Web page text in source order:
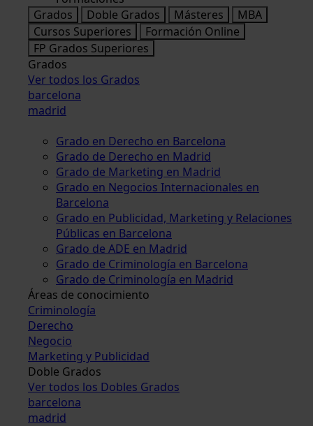
Grados
Doble Grados Másteres
MBA
Cursos Superiores
Formación Online
FP Grados Superiores
Grados
Ver todos los Grados
barcelona
madrid
Grado en Derecho en Barcelona
Grado de Derecho en Madrid
Grado de Marketing en Madrid
Grado en Negocios Internacionales en
Barcelona
Grado en Publicidad, Marketing y Relaciones
Públicas en Barcelona
Grado de ADE en Madrid
Grado de Criminología en Barcelona
Grado de Criminología en Madrid
Áreas de conocimiento
Criminología
Derecho
Negocio
Marketing y Publicidad
Doble Grados
Ver todos los Dobles Grados
barcelona
madrid